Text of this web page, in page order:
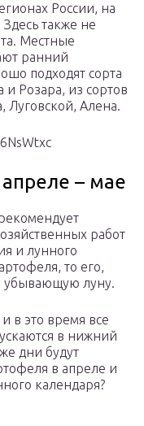
России, на
также не
Местные
ранний
подходят сорта
Розара, из сортов
Луговской, Алена.
– мае
работ
и лунного
то его,
убывающую луну.
в это время все
в нижний
дни будут
в апреле и
календаря?